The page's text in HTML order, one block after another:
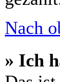
Nach
» Ich